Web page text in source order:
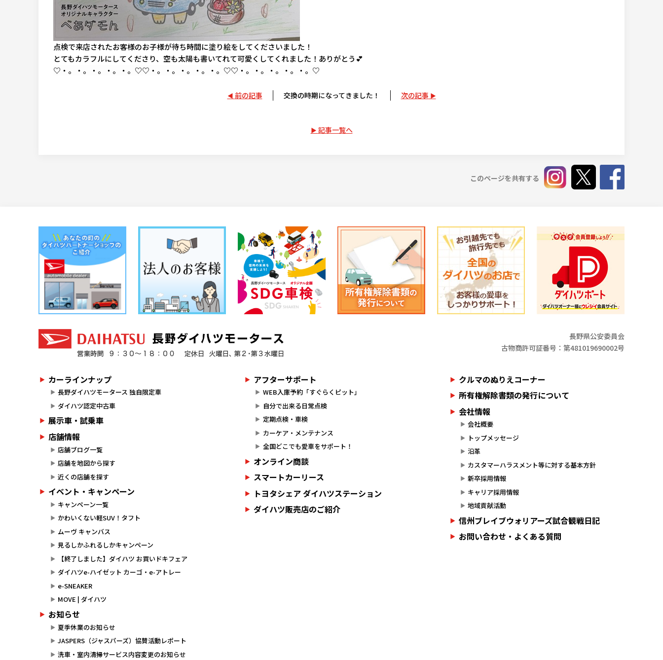
点検で来店されたお客様のお子様が待ち時間に塗り絵をしてくださいました！
とてもカラフルにしてくださり、空も太陽も書いてれて可愛くしてくれました！ありがとう💕
♡・。・。・。・。・。♡♡・。・。・。・。・。♡♡・。・。・。・。・。♡
前の記事 交換の時期になってきました！ 次の記事
記事一覧へ
このページを共有する
長野県公安委員会
古物商許可証番号：第481019690002号
カーラインナップ
長野ダイハツモータース 独自限定車
ダイハツ認定中古車
展示車・試乗車
店舗情報
店舗ブログ一覧
店舗を地図から探す
近くの店舗を探す
イベント・キャンペーン
キャンペーン一覧
かわいくない軽SUV！タフト
ムーヴ キャンバス
見るしかふれるしかキャンペーン
【終了しました】ダイハツ お買いドキフェア
ダイハツe-ハイゼット カーゴ・e-アトレー
e-SNEAKER
MOVE | ダイハツ
お知らせ
夏季休業のお知らせ
JASPERS（ジャスパーズ）協賛活動レポート
洗車・室内清掃サービス内容変更のお知らせ
アフターサポート
WEB入庫予約「すぐらくピット」
自分で出来る日常点検
定期点検・車検
カーケア・メンテナンス
全国どこでも愛車をサポート！
オンライン商談
スマートカーリース
トヨタシェア ダイハツステーション
ダイハツ販売店のご紹介
クルマのぬりえコーナー
所有権解除書類の発行について
会社情報
会社概要
トップメッセージ
沿革
カスタマーハラスメント等に対する基本方針
新卒採用情報
キャリア採用情報
地域貢献活動
信州ブレイブウォリアーズ試合観戦日記
お問い合わせ・よくある質問